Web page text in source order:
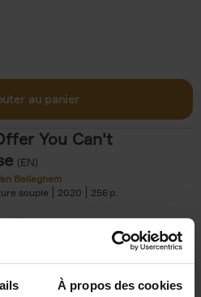
À propos des cookies
au panier
You Can't
(EN)
Belleghem
souple
2020 256
50